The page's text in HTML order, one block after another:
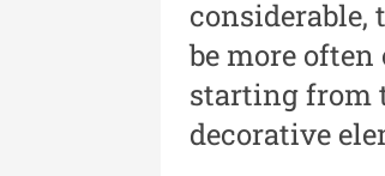
Buletinul
Tehnicii ”Ștefan
Buletinul
considerable,
be more
starting from
decorative